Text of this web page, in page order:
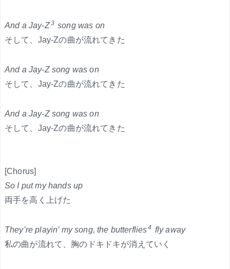
And a Jay-Z3 song was on
そして、Jay-Zの曲が流れてきた
And a Jay-Z song was on
そして、Jay-Zの曲が流れてきた
And a Jay-Z song was on
そして、Jay-Zの曲が流れてきた
[Chorus]
So I put my hands up
両手を高く上げた
They’re playin’ my song, the butterflies4 fly away
私の曲が流れて、胸のドキドキが消えていく